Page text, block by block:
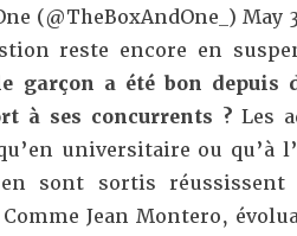
(@TheBoxAndOne_) May
reste encore en
garçon a été bon depuis
à ses concurrents ? Les
universitaire ou qu’à
sont sortis réussissent
Jean Montero,